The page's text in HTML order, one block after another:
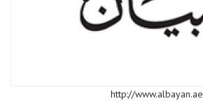
http://www.albayan.ae